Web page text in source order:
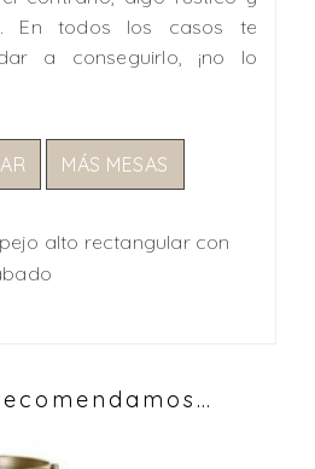
En todos los casos te
a conseguirlo, ¡no lo
MÁS MESAS
alto rectangular con